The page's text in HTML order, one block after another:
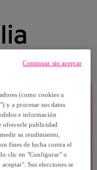
(como cookies u
y a procesar sus datos
e información
ofrecerle publicidad
su rendimiento,
fines de lucha contra el
clic en "Configurar" o
Sus elecciones se
Continuar sin aceptar